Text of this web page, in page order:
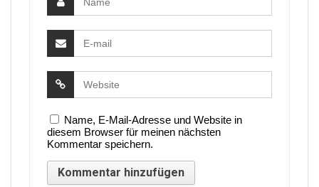
Name, E-Mail-Adresse und Website in
diesem Browser für meinen nächsten
Kommentar speichern.